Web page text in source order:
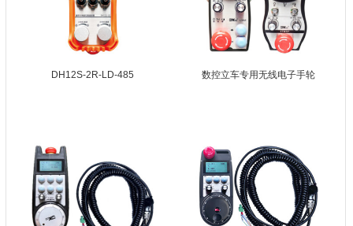
DH12S-2R-LD-485 数控立车专用无线电子手轮